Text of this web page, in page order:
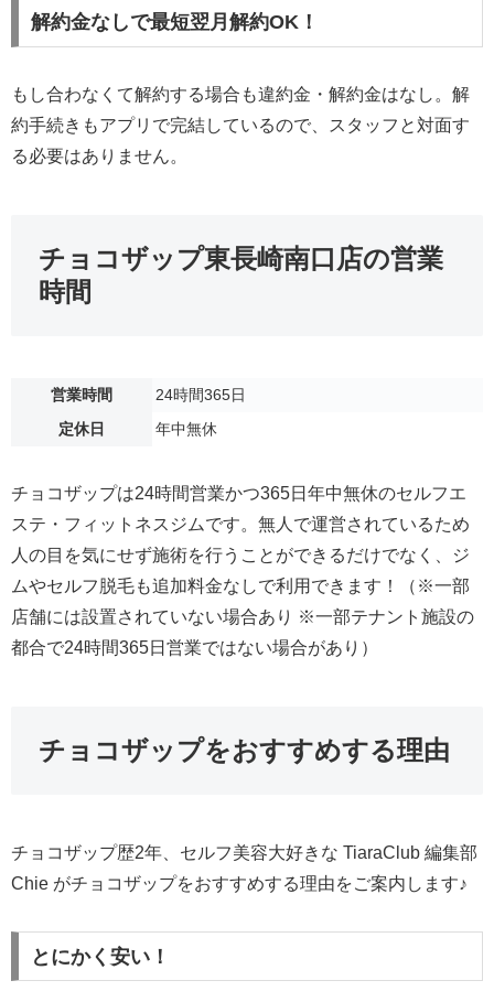
解約金なしで最短翌月解約OK！
もし合わなくて解約する場合も違約金・解約金はなし。解
約手続きもアプリで完結しているので、スタッフと対面す
る必要はありません。
チョコザップ東長崎南口店の営業
時間
営業時間
24時間365日
定休日
年中無休
チョコザップは24時間営業かつ365日年中無休のセルフエ
ステ・フィットネスジムです。無人で運営されているため
人の目を気にせず施術を行うことができるだけでなく、ジ
ムやセルフ脱毛も追加料金なしで利用できます！（※一部
店舗には設置されていない場合あり ※一部テナント施設の
都合で24時間365日営業ではない場合があり）
チョコザップをおすすめする理由
チョコザップ歴2年、セルフ美容大好きな TiaraClub 編集部
Chie がチョコザップをおすすめする理由をご案内します♪
とにかく安い！